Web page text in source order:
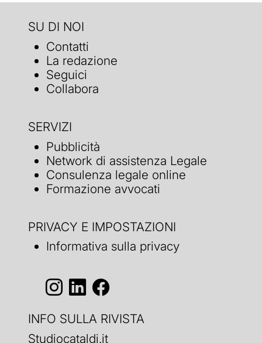
SU DI NOI
Contatti
La redazione
Seguici
Collabora
SERVIZI
Pubblicità
Network di assistenza Legale
Consulenza legale online
Formazione avvocati
PRIVACY E IMPOSTAZIONI
Informativa sulla privacy
INFO SULLA RIVISTA
Studiocataldi.it